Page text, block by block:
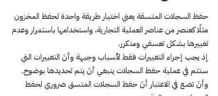
حفظ السجلات المتسقة يعني اختيار طريقة واحدة لحفظ المخزون
مثلًا كعنصر من عناصر العملية التجارية، واستخدامها باستمرار وعدم
تغييرها بشكل تعسفي ومتكرر.
إذ يجب إجراء التغييرات فقط لأسباب وجيهة وأنَ التغييرات التي
ستتم في عملية حفظ السجلات ينبغي أنَ يتم تحديدها بوضوح.
وأنَ تضع في الاعتبار أنَ حفظ السجلات المتسق ضروري لحفظ